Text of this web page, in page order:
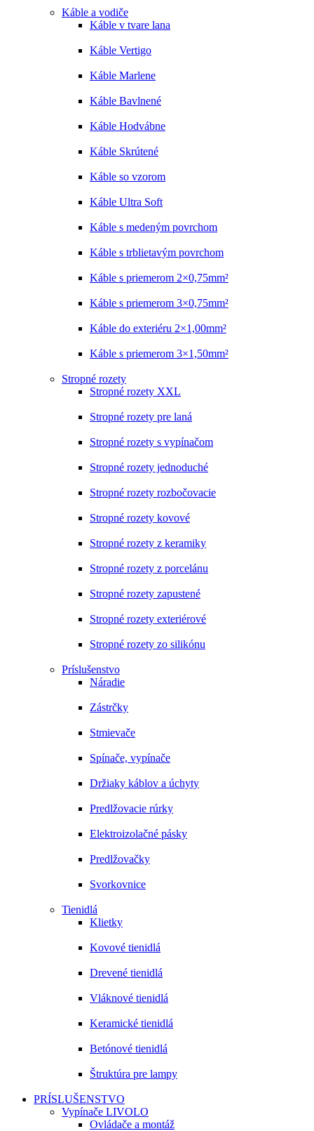
Káble a vodiče
Káble v tvare lana
Káble Vertigo
Káble Marlene
Káble Bavlnené
Káble Hodvábne
Káble Skrútené
Káble so vzorom
Káble Ultra Soft
Káble s medeným povrchom
Káble s trblietavým povrchom
Káble s priemerom 2×0,75mm²
Káble s priemerom 3×0,75mm²
Káble do exteriéru 2×1,00mm²
Káble s priemerom 3×1,50mm²
Stropné rozety
Stropné rozety XXL
Stropné rozety pre laná
Stropné rozety s vypínačom
Stropné rozety jednoduché
Stropné rozety rozbočovacie
Stropné rozety kovové
Stropné rozety z keramiky
Stropné rozety z porcelánu
Stropné rozety zapustené
Stropné rozety exteriérové
Stropné rozety zo silikónu
Príslušenstvo
Náradie
Zástrčky
Stmievače
Spínače, vypínače
Držiaky káblov a úchyty
Predlžovacie rúrky
Elektroizolačné pásky
Predlžovačky
Svorkovnice
Tienidlá
Klietky
Kovové tienidlá
Drevené tienidlá
Vláknové tienidlá
Keramické tienidlá
Betónové tienidlá
Štruktúra pre lampy
PRÍSLUŠENSTVO
Vypínače LIVOLO
Ovládače a montáž